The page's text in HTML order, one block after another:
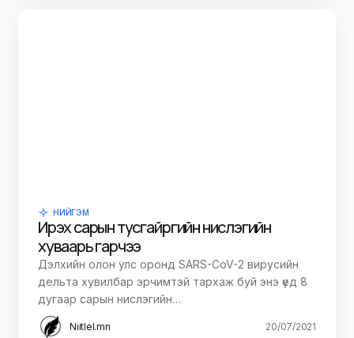
НИЙГЭМ
Ирэх сарын тусгай үүргийн нислэгийн
хуваарь гарчээ
Дэлхийн олон улс оронд SARS-CoV-2 вирусийн
дельта хувилбар эрчимтэй тархаж буй энэ үед 8
дугаар сарын нислэгийн…
Niitlel.mn 20/07/2021